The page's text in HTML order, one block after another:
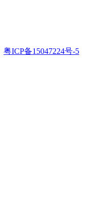
粤ICP备15047224号-5